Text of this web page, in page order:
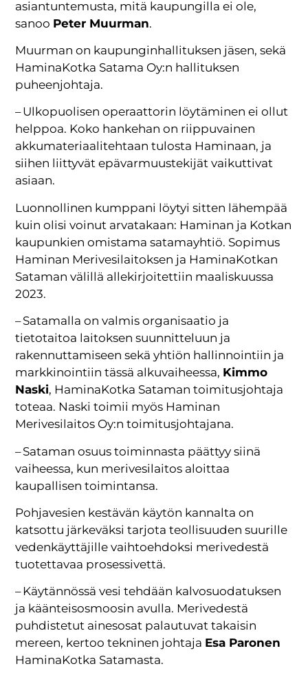
asiantuntemusta, mitä kaupungilla ei ole,
sanoo Peter Muurman.
Muurman on kaupunginhallituksen jäsen, sekä
HaminaKotka Satama Oy:n hallituksen
puheenjohtaja.
– Ulkopuolisen operaattorin löytäminen ei ollut
helppoa. Koko hankehan on riippuvainen
akkumateriaalitehtaan tulosta Haminaan, ja
siihen liittyvät epävarmuustekijät vaikuttivat
asiaan.
Luonnollinen kumppani löytyi sitten lähempää
kuin olisi voinut arvatakaan: Haminan ja Kotkan
kaupunkien omistama satamayhtiö. Sopimus
Haminan Merivesilaitoksen ja HaminaKotkan
Sataman välillä allekirjoitettiin maaliskuussa
2023.
– Satamalla on valmis organisaatio ja
tietotaitoa laitoksen suunnitteluun ja
rakennuttamiseen sekä yhtiön hallinnointiin ja
markkinointiin tässä alkuvaiheessa, Kimmo
Naski, HaminaKotka Sataman toimitusjohtaja
toteaa. Naski toimii myös Haminan
Merivesilaitos Oy:n toimitusjohtajana.
– Sataman osuus toiminnasta päättyy siinä
vaiheessa, kun merivesilaitos aloittaa
kaupallisen toimintansa.
Pohjavesien kestävän käytön kannalta on
katsottu järkeväksi tarjota teollisuuden suurille
vedenkäyttäjille vaihtoehdoksi merivedestä
tuotettavaa prosessivettä.
– Käytännössä vesi tehdään kalvosuodatuksen
ja käänteisosmoosin avulla. Merivedestä
puhdistetut ainesosat palautuvat takaisin
mereen, kertoo tekninen johtaja Esa Paronen
HaminaKotka Satamasta.